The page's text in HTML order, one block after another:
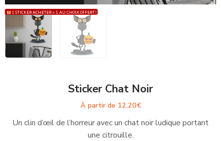
1 STICKER ACHETER = 1 AU CHOIX OFFERT !
Sticker Chat Noir
À partir de 12,20€
Un clin d’œil de l’horreur avec un chat noir ludique portant
une citrouille.